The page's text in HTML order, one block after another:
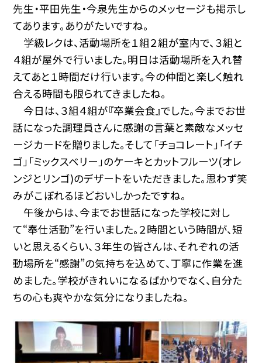
先生・平田先生・今泉先生からのメッセージも掲示し
てあります。ありがたいですね。
学級レクは、活動場所を１組２組が室内で、３組と
４組が屋外で行いました。明日は活動場所を入れ替
えてあと１時間だけ行います。今の仲間と楽しく触れ
合える時間も限られてきましたね。
今日は、３組４組が『卒業会食』でした。今までお世
話になった調理員さんに感謝の言葉と素敵なメッセ
ージカードを贈りました。そして「チョコレート」「イチ
ゴ」「ミックスベリー」のケーキとカットフルーツ(オレ
ンジとリンゴ)のデザートをいただきました。思わず笑
みがこぼれるほどおいしかったですね。
午後からは、今までお世話になった学校に対し
て“奉仕活動”を行いました。２時間という時間が、短
いと思えるくらい、３年生の皆さんは、それぞれの活
動場所を“感謝”の気持ちを込めて、丁寧に作業を進
めました。学校がきれいになるばかりでなく、自分た
ちの心も爽やかな気分になりましたね。